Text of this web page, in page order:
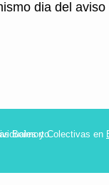
dia del aviso
Boimortoy Colectivas en